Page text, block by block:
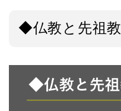
◆仏教と先祖教